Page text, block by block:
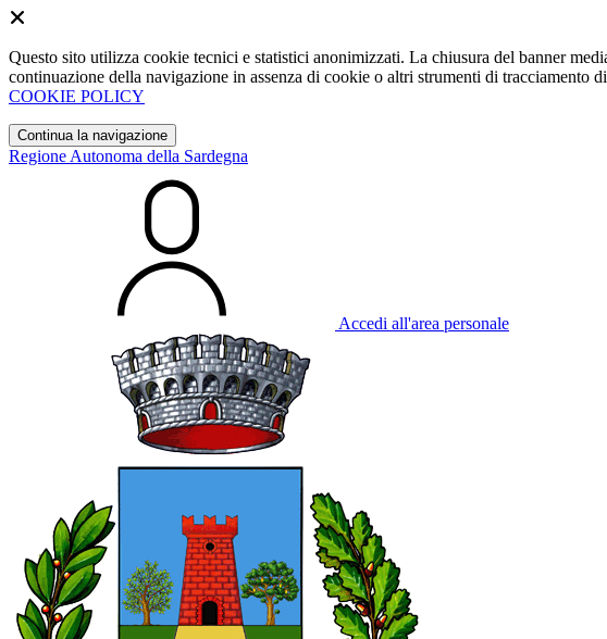
Questo sito utilizza cookie tecnici e statistici anonimizzati. La chiusura del banner
continuazione della navigazione in assenza di cookie o altri strumenti di tracciamento
COOKIE POLICY
Continua la navigazione
Regione Autonoma della Sardegna
Accedi all'area personale